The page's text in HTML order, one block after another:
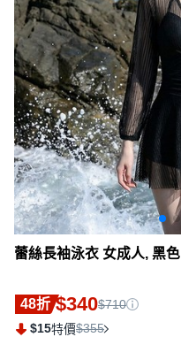
蕾絲長袖泳衣 女成人, 黑色
48折 $340$710
$15特價$355